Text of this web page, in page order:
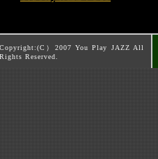
Copyright:(C）2007 You Play JAZZ All
Rights Reserved.